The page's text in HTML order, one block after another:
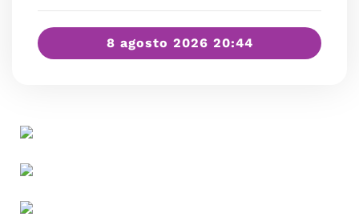
8 agosto 2026 20:44